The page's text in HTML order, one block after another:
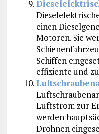
einen
Motoren. Sie
Schiffen
effiziente und
Luftstrom zur
werden
Drohnen